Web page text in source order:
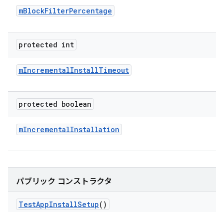
mBlockFilterPercentage
protected int
mIncrementalInstallTimeout
protected boolean
mIncrementalInstallation
パブリック コンストラクタ
TestAppInstallSetup()